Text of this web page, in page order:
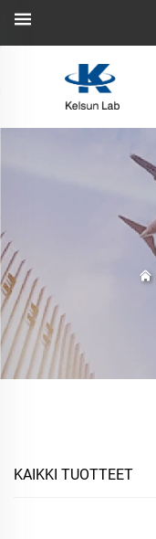
KAIKKI TUOTTEET